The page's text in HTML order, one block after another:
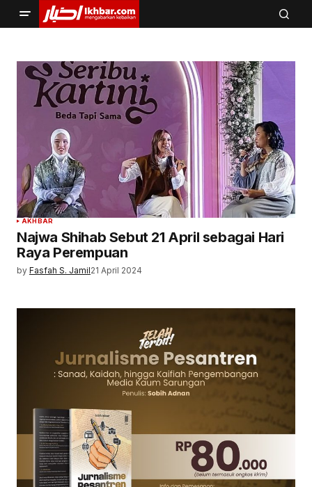
AKHBAR
Najwa Shihab Sebut 21 April sebagai Hari
Raya Perempuan
by Fasfah S. Jamil21 April 2024